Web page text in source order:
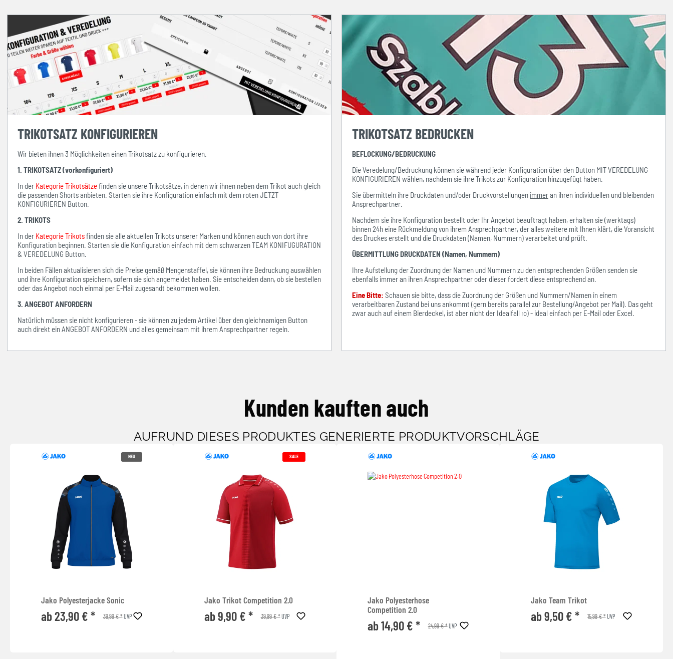
TRIKOTSATZ KONFIGURIEREN
Wir bieten ihnen 3 Möglichkeiten einen Trikotsatz zu konfigurieren.
1. TRIKOTSATZ (vorkonfiguriert)
In der Kategorie Trikotsätzefinden sie unsere Trikotsätze, in denen wir ihnen neben dem Trikot auch gleich
die passenden Shorts anbieten. Starten sie ihre Konfiguration einfach mit dem roten JETZT
KONFIGURIEREN Button.
2. TRIKOTS
In der Kategorie Trikotsfinden sie alle aktuellen Trikots unserer Marken und können auch von dort ihre
Konfiguration beginnen. Starten sie die Konfiguration einfach mit dem schwarzen TEAM KONIFUGURATION
& VEREDELUNG Button.
In beiden Fällen aktualisieren sich die Preise gemäß Mengenstaffel, sie können ihre Bedruckung auswählen
und ihre Konfiguration speichern, sofern sie sich angemeldet haben. Sie entscheiden dann, ob sie bestellen
oder das Angebot noch einmal per E-Mail zugesandt bekommen wollen.
3. ANGEBOT ANFORDERN
Natürlich müssen sie nicht konfigurieren - sie können zu jedem Artikel über den gleichnamigen Button
auch direkt ein ANGEBOT ANFORDERN und alles gemeinsam mit ihrem Ansprechpartner regeln.
TRIKOTSATZ BEDRUCKEN
BEFLOCKUNG/BEDRUCKUNG
Die Veredelung/Bedruckung können sie während jeder Konfiguration über den Button MIT VEREDELUNG
KONFIGURIEREN wählen, nachdem sie ihre Trikots zur Konfiguration hinzugefügt haben.
Sie übermitteln ihre Druckdaten und/oder Druckvorstellungen immeran ihren individuellen und bleibenden
Ansprechpartner.
Nachdem sie ihre Konfiguration bestellt oder Ihr Angebot beauftragt haben, erhalten sie (werktags)
binnen 24h eine Rückmeldung von ihrem Ansprechpartner, der alles weitere mit Ihnen klärt, die Voransicht
des Druckes erstellt und die Druckdaten (Namen, Nummern) verarbeitet und prüft.
ÜBERMITTLUNG DRUCKDATEN (Namen, Nummern)
Ihre Aufstellung der Zuordnung der Namen und Nummern zu den entsprechenden Größen senden sie
ebenfalls immer an ihren Ansprechpartner oder dieser fordert diese entsprechend an.
Eine Bitte: Schauen sie bitte, dass die Zuordnung der Größen und Nummern/Namen in einem
verarbeitbaren Zustand bei uns ankommt (gern bereits parallel zur Bestellung/Angebot per Mail). Das geht
zwar auch auf einem Bierdeckel, ist aber nicht der Idealfall ;o) - ideal einfach per E-Mail oder Excel.
Kunden kauften auch
AUFRUND DIESES PRODUKTES GENERIERTE PRODUKTVORSCHLÄGE
NEU
Jako Polyesterjacke Sonic
ab 23,90 € * 39,99 € *UVP
SALE
Jako Trikot Competition 2.0
ab 9,90 € * 39,99 € *UVP
Jako Polyesterhose
Competition 2.0
ab 14,90 € * 24,99 € *UVP
Jako Team Trikot
ab 9,50 € * 15,99 € *UVP